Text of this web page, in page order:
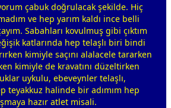
çabuk doğrulacak şekilde. Hiç
ve hep yarım kaldı ince belli
Sabahları kovulmuş gibi çıktım
katlarında hep telaşlı biri bindi
kimiyle saçını alalacele tararken
kimiyle de kravatını düzeltirken
uykulu, ebeveynler telaşlı,
teyakkuz halinde bir adımım hep
hazır atlet misali.